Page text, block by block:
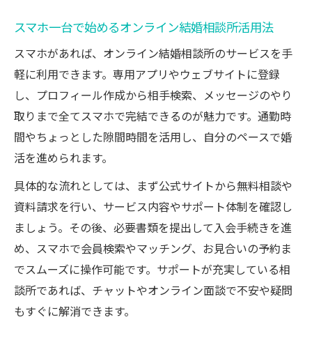
スマホ活用でオンライン婚活を効率化する
方法
オンライン結婚相談所のマッチング機能を
活用
家でできるオンライン婚活の時短テクニッ
ク
オンライン婚活で出会いの幅を広げる秘訣
家にいながら安心して相談できる婚活方法
オンライン結婚相談所で安心相談を実現す
る方法
家でも気軽に受けられるオンラインサポー
ト体験
オンライン婚活で信頼できる相談を受ける
スマホ一台で始めるオンライン結婚相談所活用法
スマホがあれば、オンライン結婚相談所のサービスを手
軽に利用できます。専用アプリやウェブサイトに登録
し、プロフィール作成から相手検索、メッセージのやり
取りまで全てスマホで完結できるのが魅力です。通勤時
間やちょっとした隙間時間を活用し、自分のペースで婚
活を進められます。
具体的な流れとしては、まず公式サイトから無料相談や
資料請求を行い、サービス内容やサポート体制を確認し
ましょう。その後、必要書類を提出して入会手続きを進
め、スマホで会員検索やマッチング、お見合いの予約ま
でスムーズに操作可能です。サポートが充実している相
談所であれば、チャットやオンライン面談で不安や疑問
もすぐに解消できます。